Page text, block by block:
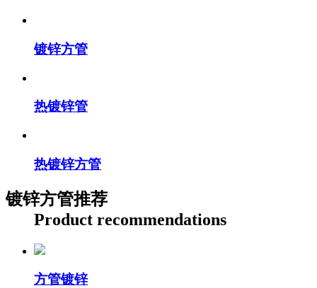
镀锌方管
热镀锌管
热镀锌方管
镀锌方管推荐
Product recommendations
方管镀锌